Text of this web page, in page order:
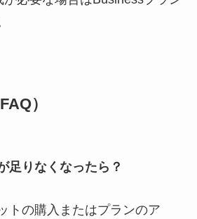
）
足りなくなったら？
トの購入またはプランのア